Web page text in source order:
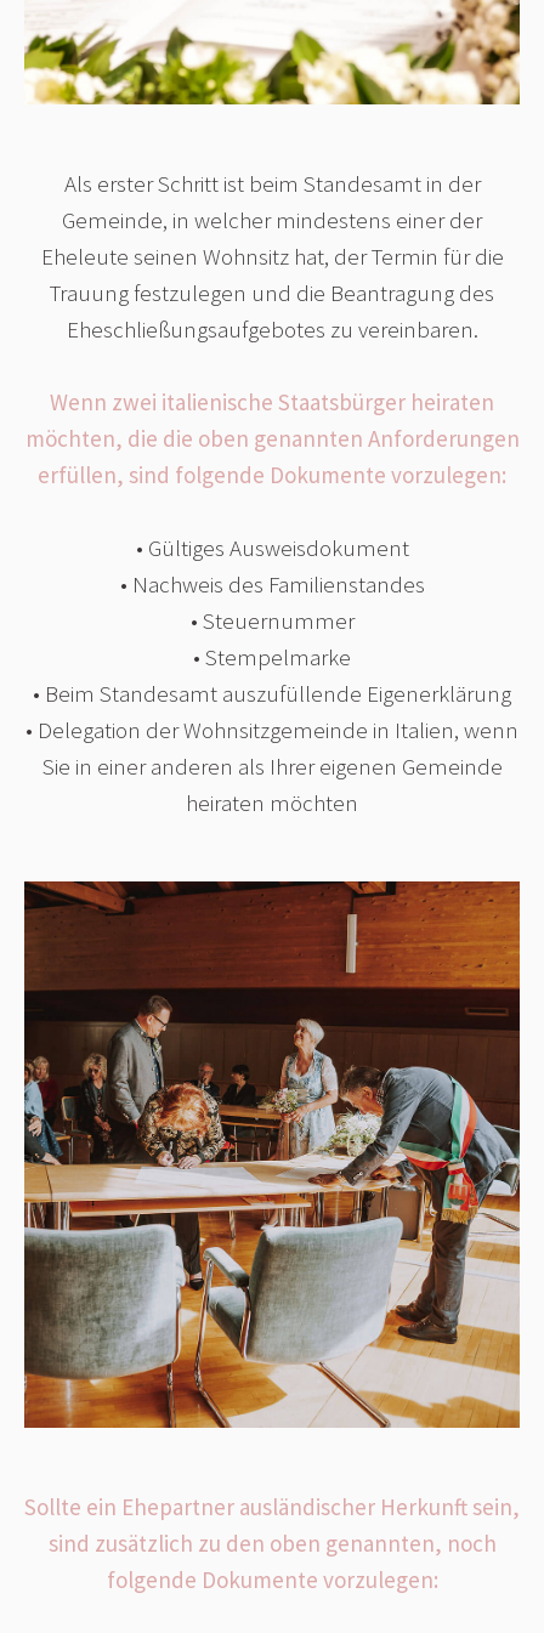
Als erster Schritt ist beim Standesamt in der
Gemeinde, in welcher mindestens einer der
Eheleute seinen Wohnsitz hat, der Termin für die
Trauung festzulegen und die Beantragung des
Eheschließungsaufgebotes zu vereinbaren.
Wenn zwei italienische Staatsbürger heiraten
möchten, die die oben genannten Anforderungen
erfüllen, sind folgende Dokumente vorzulegen:
• Gültiges Ausweisdokument
• Nachweis des Familienstandes
• Steuernummer
• Stempelmarke
• Beim Standesamt auszufüllende Eigenerklärung
• Delegation der Wohnsitzgemeinde in Italien, wenn
Sie in einer anderen als Ihrer eigenen Gemeinde
heiraten möchten
Sollte ein Ehepartner ausländischer Herkunft sein,
sind zusätzlich zu den oben genannten, noch
folgende Dokumente vorzulegen: